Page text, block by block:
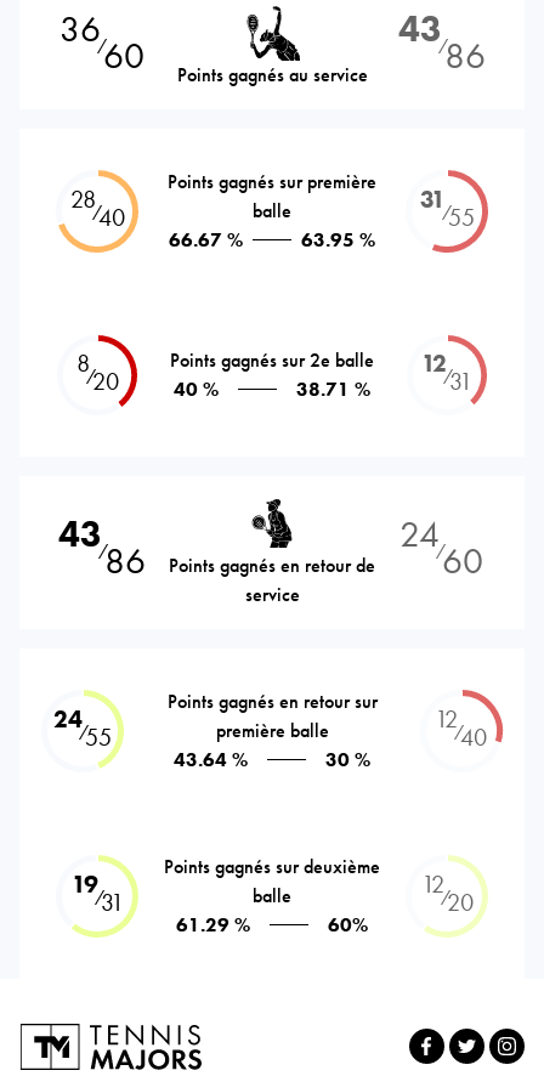
36⁄60 Points gagnés au service
43⁄86
28⁄40
Points gagnés sur première
balle
66.67 %
63.95 %
31⁄55
8⁄20
Points gagnés sur 2e balle
40 %
38.71 %
12⁄31
43⁄86
Points gagnés en retour de
service
24⁄60
24⁄55
Points gagnés en retour sur
première balle
43.64 %
30 %
12⁄40
19⁄31
Points gagnés sur deuxième
balle
61.29 %
60%
12⁄20